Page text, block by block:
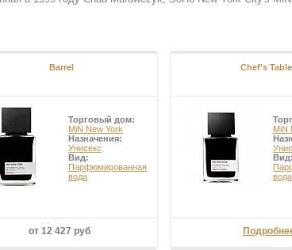
Barrel
Торговый дом:
MiN New York
Назначения:
Унисекс
Вид:
Парфюмированная
вода
от 12 427 руб
Chef's Table
MiN
Вид:
вода